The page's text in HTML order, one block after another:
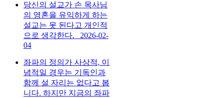
당신의 설교가 손 목사님
의 영혼을 유익하게 하는
설교는 못 된다고 개인적
으로 생각한다.
2026-02-
04
좌파의 정의가 사상적, 이
념적일 경우는 기독인과
함께 설 자리는 없다고 봅
니다. 하지만 지금의 좌파